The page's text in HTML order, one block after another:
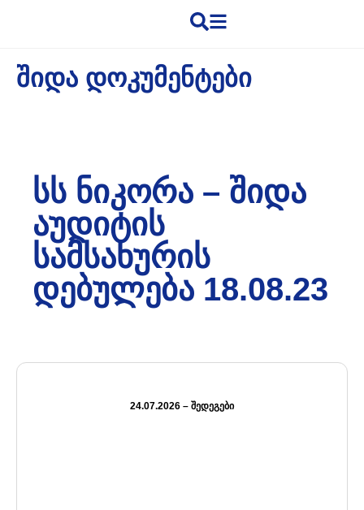
ᲨᲘᲓᲐ ᲓᲝᲙᲣᲛᲔᲜᲢᲔᲑᲘ
ᲡᲡ ᲜᲘᲙᲝᲠᲐ – ᲨᲘᲓᲐ
ᲐᲣᲓᲘᲢᲘᲡ
ᲡᲐᲛᲡᲐᲮᲣᲠᲘᲡ
ᲓᲔᲑᲣᲚᲔᲑᲐ 18.08.23
24.07.2026 – ᲨᲔᲓᲔᲒᲔᲑᲘ